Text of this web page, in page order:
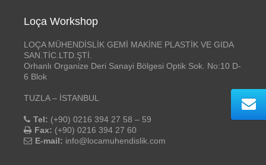
Loça Workshop
LOÇA MÜHENDİSLİK GEMİ MAKİNE PLASTİK VE GIDA
SAN.TİC.LTD.ŞTİ.
Orhanlı Organize Deri Sanayi Bölgesi Optik Sok. No:10 D-
6 Blok
TUZLA – İSTANBUL
Tel: (+90) 0216 394 27 58 – 59
Fax: (+90) 0216 394 27 60
E-mail: info@locamuhendislik.com